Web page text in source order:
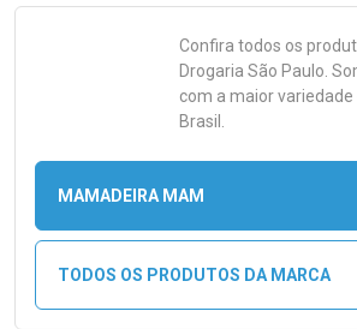
Confira todos os
Drogaria São Paulo.
com a maior variedade
Brasil.
MAMADEIRA MAM
TODOS OS PRODUTOS DA MARCA